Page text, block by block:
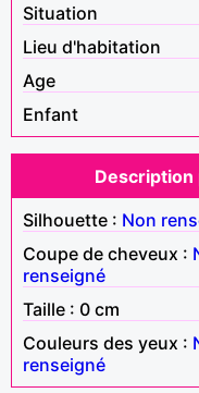
Situation
Lieu d'habitation
Age
Enfant
Silhouette : Non
Coupe de cheveux :
renseigné
Taille : 0 cm
Couleurs des yeux :
renseigné